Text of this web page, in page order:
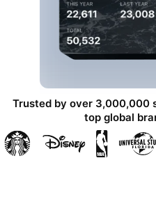
Trusted by over 3,000,000
top global